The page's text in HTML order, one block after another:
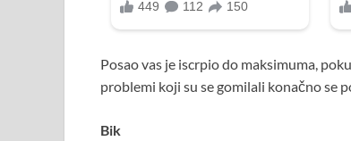
Posao vas je iscrpio do maksimuma,
problemi koji su se gomilali konačno se
Bik